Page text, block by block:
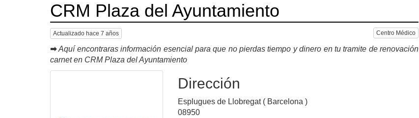
CRM Plaza del Ayuntamiento
Actualizado hace 7 años Centro Médico
➡ Aquí encontraras información esencial para que no pierdas tiempo y dinero en tu tramite de renovación
carnet en CRM Plaza del Ayuntamiento
Dirección
Esplugues de Llobregat ( Barcelona )
08950